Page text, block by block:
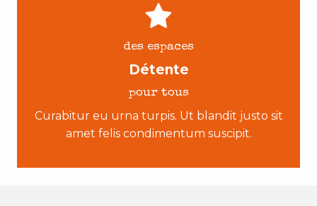
des espaces
Détente
pour tous
Curabitur eu urna turpis. Ut blandit justo sit
amet felis condimentum suscipit.